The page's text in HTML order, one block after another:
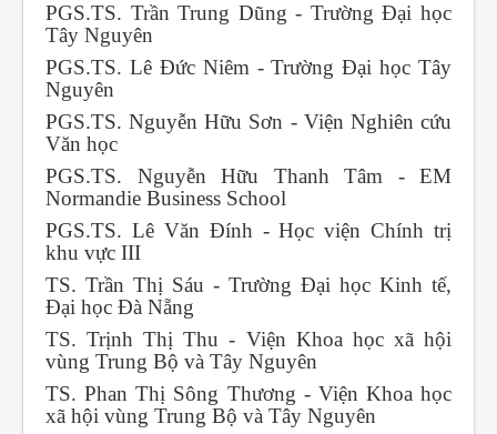
PGS.TS. Trần Trung Dũng - Trường Đại học
Tây Nguyên
PGS.TS. Lê Đức Niêm - Trường Đại học Tây
Nguyên
PGS.TS. Nguyễn Hữu Sơn - Viện Nghiên cứu
Văn học
PGS.TS. Nguyễn Hữu Thanh Tâm - EM
Normandie Business School
PGS.TS. Lê Văn Đính - Học viện Chính trị
khu vực III
TS. Trần Thị Sáu - Trường Đại học Kinh tế,
Đại học Đà Nẵng
TS. Trịnh Thị Thu - Viện Khoa học xã hội
vùng Trung Bộ và Tây Nguyên
TS. Phan Thị Sông Thương - Viện Khoa học
xã hội vùng Trung Bộ và Tây Nguyên